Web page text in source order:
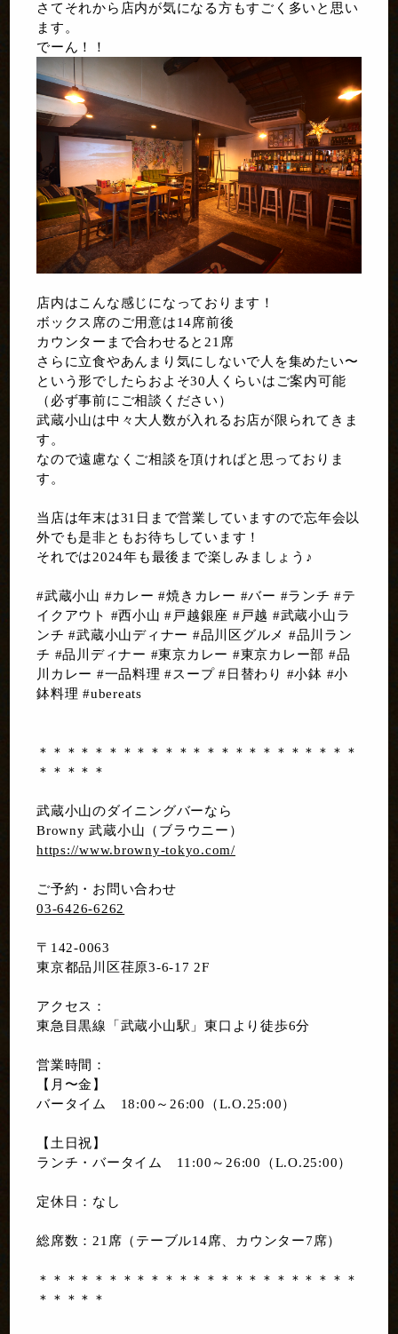
さてそれから店内が気になる方もすごく多いと思い
ます。
でーん！！
店内はこんな感じになっております！
ボックス席のご用意は14席前後
カウンターまで合わせると21席
さらに立食やあんまり気にしないで人を集めたい〜
という形でしたらおよそ30人くらいはご案内可能
（必ず事前にご相談ください）
武蔵小山は中々大人数が入れるお店が限られてきま
す。
なので遠慮なくご相談を頂ければと思っておりま
す。
当店は年末は31日まで営業していますので忘年会以
外でも是非ともお待ちしています！
それでは2024年も最後まで楽しみましょう♪
#武蔵小山 #カレー #焼きカレー #バー #ランチ #テ
イクアウト #西小山 #戸越銀座 #戸越 #武蔵小山ラ
ンチ #武蔵小山ディナー #品川区グルメ #品川ラン
チ #品川ディナー #東京カレー #東京カレー部 #品
川カレー #一品料理 #スープ #日替わり #小鉢 #小
鉢料理 #ubereats
＊＊＊＊＊＊＊＊＊＊＊＊＊＊＊＊＊＊＊＊＊＊＊
＊＊＊＊＊
武蔵小山のダイニングバーなら
Browny 武蔵小山（ブラウニー）
https://www.browny-tokyo.com/
ご予約・お問い合わせ
03-6426-6262
〒142-0063
東京都品川区荏原3-6-17 2F
アクセス：
東急目黒線「武蔵小山駅」東口より徒歩6分
営業時間：
【月〜金】
バータイム 18:00～26:00（L.O.25:00）
【土日祝】
ランチ・バータイム 11:00～26:00（L.O.25:00）
定休日：なし
総席数：21席（テーブル14席、カウンター7席）
＊＊＊＊＊＊＊＊＊＊＊＊＊＊＊＊＊＊＊＊＊＊＊
＊＊＊＊＊